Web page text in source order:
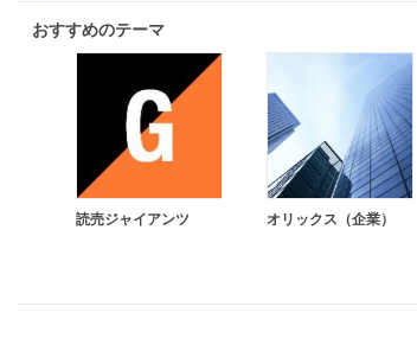
おすすめのテーマ
読売ジャイアンツ オリックス（企業）